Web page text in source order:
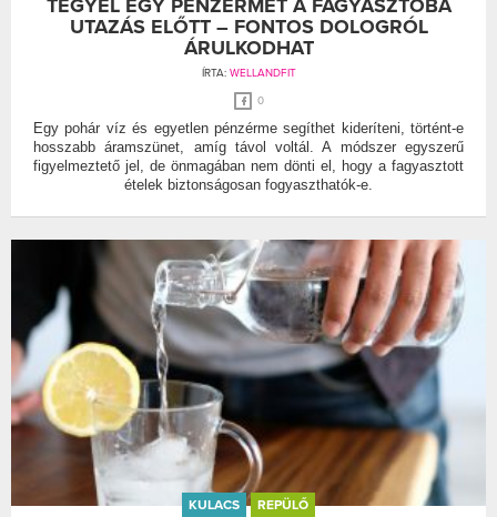
TEGYÉL EGY PÉNZÉRMÉT A FAGYASZTÓBA
UTAZÁS ELŐTT – FONTOS DOLOGRÓL
ÁRULKODHAT
ÍRTA: WELLANDFIT
0
Egy pohár víz és egyetlen pénzérme segíthet kideríteni, történt-e
hosszabb áramszünet, amíg távol voltál. A módszer egyszerű
figyelmeztető jel, de önmagában nem dönti el, hogy a fagyasztott
ételek biztonságosan fogyaszthatók-e.
KULACS REPÜLŐ